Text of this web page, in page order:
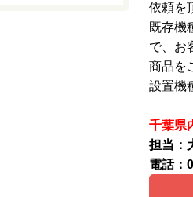
依頼を
既存機
で、お
商品を
設置機
千葉県
担当：
電話：